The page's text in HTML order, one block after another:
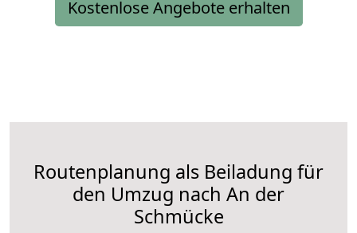
Kostenlose Angebote erhalten
Routenplanung als Beiladung für
den Umzug nach An der
Schmücke